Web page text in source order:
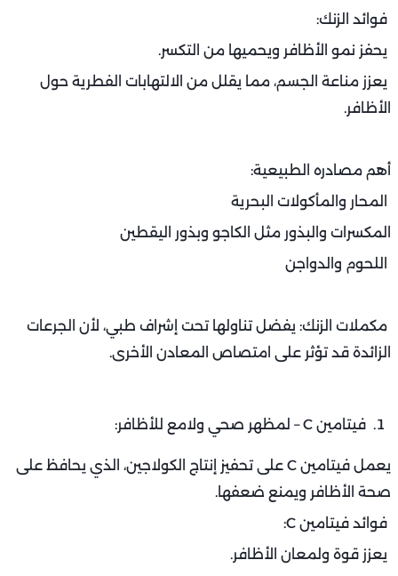
فوائد الزنك:
يحفز نمو الأظافر ويحميها من التكسر.
يعزز مناعة الجسم، مما يقلل من الالتهابات الفطرية حول
الأظافر.
أهم مصادره الطبيعية:
المحار والمأكولات البحرية
المكسرات والبذور مثل الكاجو وبذور اليقطين
اللحوم والدواجن
مكملات الزنك: يفضل تناولها تحت إشراف طبي، لأن الجرعات
الزائدة قد تؤثر على امتصاص المعادن الأخرى.
فيتامين C – لمظهر صحي ولامع للأظافر:
يعمل فيتامين C على تحفيز إنتاج الكولاجين، الذي يحافظ على
صحة الأظافر ويمنع ضعفها.
فوائد فيتامين C:
يعزز قوة ولمعان الأظافر.